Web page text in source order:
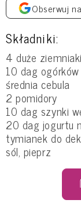
Obserwuj
Składniki:
4 duże
10 dag
średnia cebula
2 pomidory
10 dag szynki
20 dag jogurtu
tymianek do
sól, pieprz